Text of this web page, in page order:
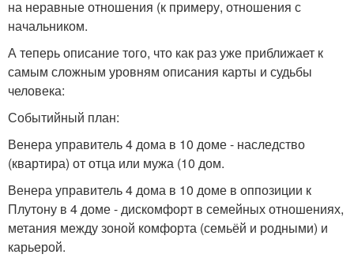
на неравные отношения (к примеру, отношения с
начальником.
А теперь описание того, что как раз уже приближает к
самым сложным уровням описания карты и судьбы
человека:
Событийный план:
Венера управитель 4 дома в 10 доме - наследство
(квартира) от отца или мужа (10 дом.
Венера управитель 4 дома в 10 доме в оппозиции к
Плутону в 4 доме - дискомфорт в семейных отношениях,
метания между зоной комфорта (семьёй и родными) и
карьерой.